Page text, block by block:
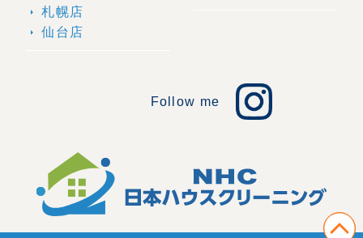
arrow_right 札幌店
arrow_right 仙台店
Follow me